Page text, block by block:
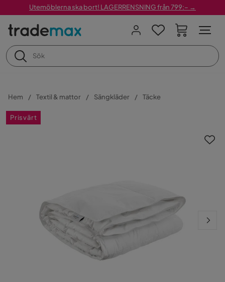
Utemöblerna ska bort! LAGERRENSNING från 799:– →
Hem Textil & mattor Sängkläder Täcke
Prisvärt